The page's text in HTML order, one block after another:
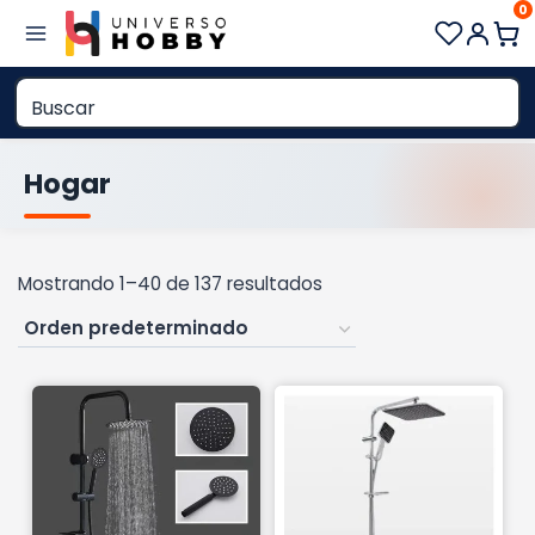
contenido
0
Hogar
Mostrando 1–40 de 137 resultados